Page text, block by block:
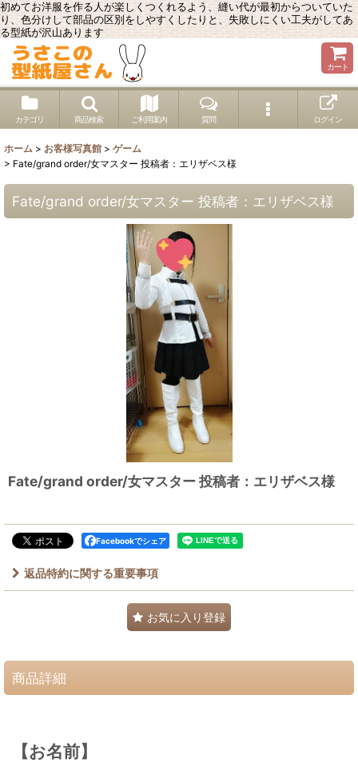
初めてお洋服を作る人が楽しくつくれるよう、縫い代が最初からついていた
り、色分けして部品の区別をしやすくしたりと、失敗しにくい工夫がしてあ
る型紙が沢山あります
カート
カテゴリ 商品検索 ご利用案内 質問 ログイン
ホーム > お客様写真館 > ゲーム
> Fate/grand order/女マスター 投稿者：エリザベス様
Fate/grand order/女マスター 投稿者：エリザベス様
Fate/grand order/女マスター 投稿者：エリザベス様
Facebookでシェア
返品特約に関する重要事項
お気に入り登録
商品詳細
【お名前】